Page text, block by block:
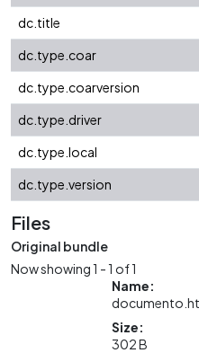
dc.title
dc.type.coar
dc.type.coarversion
dc.type.driver
dc.type.local
dc.type.version
Files
Original bundle
Now showing1 - 1 of 1
Name:
Size:
302 B